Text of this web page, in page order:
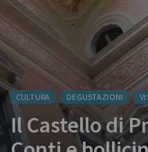
CULTURA DEGUSTAZIONI
Il Castello di